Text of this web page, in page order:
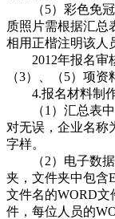
（5）彩色免冠
质照片需根据汇总
相用正楷注明该人
2012年报名审核
（3）、（5）项资
4.报名材料制
（1）汇总表中
对无误，企业名称
字样。
（2）电子数据
夹，文件夹中包含
文件名的WORD文
件，每位人员的